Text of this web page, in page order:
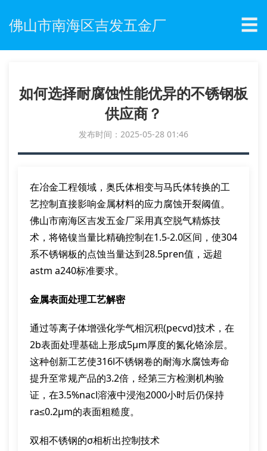
佛山市南海区吉发五金厂 ☰
如何选择耐腐蚀性能优异的不锈钢板
供应商？
发布时间：2025-05-28 01:46
在冶金工程领域，奥氏体相变与马氏体转换的工
艺控制直接影响金属材料的应力腐蚀开裂阈值。
佛山市南海区吉发五金厂采用真空脱气精炼技
术，将铬镍当量比精确控制在1.5-2.0区间，使304
系不锈钢板的点蚀当量达到28.5pren值，远超
astm a240标准要求。
金属表面处理工艺解密
通过等离子体增强化学气相沉积(pecvd)技术，在
2b表面处理基础上形成5μm厚度的氮化铬涂层。
这种创新工艺使316l不锈钢卷的耐海水腐蚀寿命
提升至常规产品的3.2倍，经第三方检测机构验
证，在3.5%nacl溶液中浸泡2000小时后仍保持
ra≤0.2μm的表面粗糙度。
双相不锈钢的σ相析出控制技术